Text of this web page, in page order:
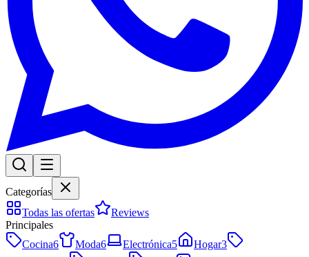
Categorías
Todas las ofertas
Reviews
Principales
Cocina6 Moda6 Electrónica5 Hogar3